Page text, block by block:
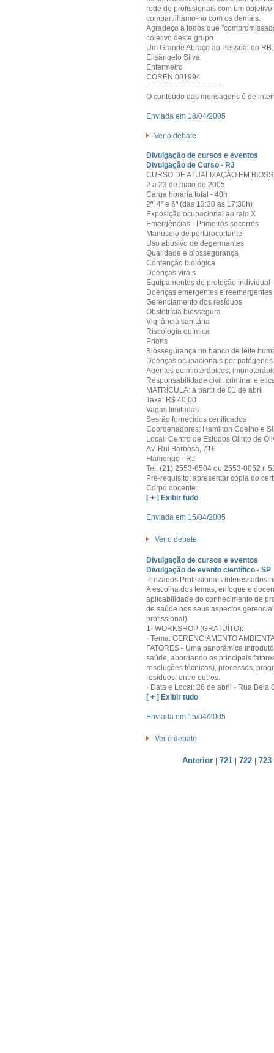
rede de profissionais com um
compartilhamo-no com os demais.
Agradeço a todos que
coletivo deste grupo.
Um Grande Abraço ao Pessoal do RB,
Elisângelo Silva
Enfermeiro
COREN 001994
--------------------------------
O conteúdo das mensagens é de
Enviada em 18/04/2005
Ver o debate
Divulgação de cursos e eventos
Divulgação de Curso - RJ
CURSO DE ATUALIZAÇÃO EM
2 a 23 de maio de 2005
Carga horária total - 40h
2ª, 4ª e 6ª (das 13:30 às 17:30h)
Exposição ocupacional ao raio X
Emergências - Primeiros socorros
Manuseio de perfurocortante
Uso abusivo de degermantes
Qualidade e biossegurança
Contenção biológica
Doenças virais
Equipamentos de proteção individual
Doenças emergentes e reemergentes
Gerenciamento dos resíduos
Obstetrícia biossegura
Vigilância sanitária
Riscologia química
Prions
Biossegurança no banco de leite
Doenças ocupacionais por
Agentes quimioterápicos,
Responsabilidade civil, criminal e
MATRÍCULA: a partir de 01 de abril
Taxa: R$ 40,00
Vagas limitadas
Sesrão fornecidos certificados
Coordenadores: Hamilton Coelho e
Local: Centro de Estudos Olinto de
Av. Rui Barbosa, 716
Flamengo - RJ
Tel. (21) 2553-6504 ou 2553-0052 r.
Pré-requisito: apresentar cópia do
Corpo docente:
[ + ] Exibir tudo
Enviada em 15/04/2005
Ver o debate
Divulgação de cursos e eventos
Divulgação de evento científico - SP
Prezados Profissionais interessados
A escolha dos temas, enfoque e
aplicabilidade do conhecimento de
de saúde nos seus aspectos
profissional).
1- WORKSHOP (GRATUÍTO):
· Tema: GERENCIAMENTO
FATORES - Uma panorâmica
saúde, abordando os principais
resoluções técnicas), processos,
resíduos, entre outros.
· Data e Local: 26 de abril - Rua Bela
[ + ] Exibir tudo
Enviada em 15/04/2005
Ver o debate
Anterior 721 722 723